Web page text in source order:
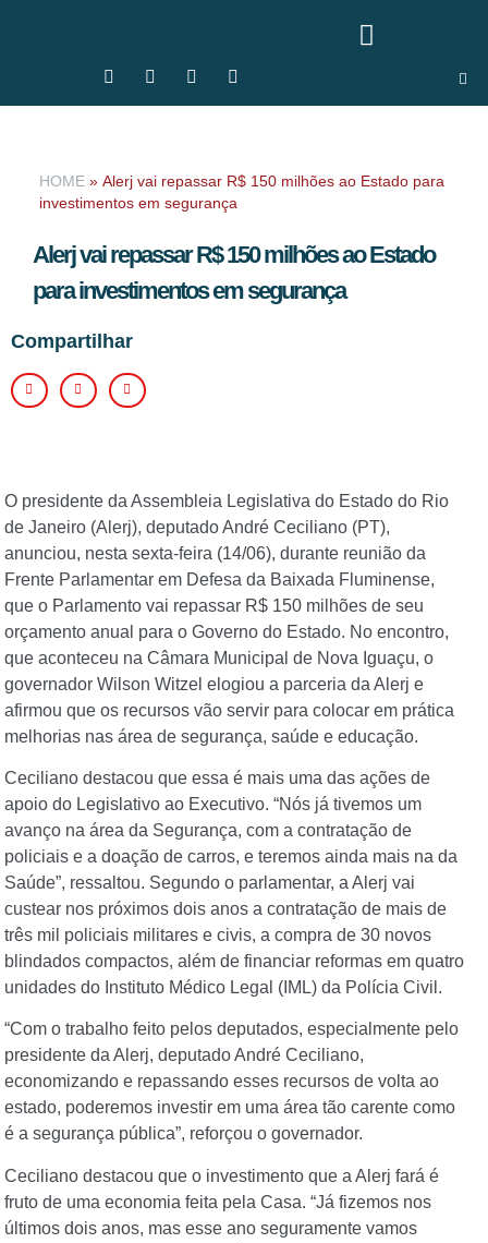
HOME » Alerj vai repassar R$ 150 milhões ao Estado para
investimentos em segurança
Alerj vai repassar R$ 150 milhões ao Estado
para investimentos em segurança
Compartilhar
O presidente da Assembleia Legislativa do Estado do Rio
de Janeiro (Alerj), deputado André Ceciliano (PT),
anunciou, nesta sexta-feira (14/06), durante reunião da
Frente Parlamentar em Defesa da Baixada Fluminense,
que o Parlamento vai repassar R$ 150 milhões de seu
orçamento anual para o Governo do Estado. No encontro,
que aconteceu na Câmara Municipal de Nova Iguaçu, o
governador Wilson Witzel elogiou a parceria da Alerj e
afirmou que os recursos vão servir para colocar em prática
melhorias nas área de segurança, saúde e educação.
Ceciliano destacou que essa é mais uma das ações de
apoio do Legislativo ao Executivo. “Nós já tivemos um
avanço na área da Segurança, com a contratação de
policiais e a doação de carros, e teremos ainda mais na da
Saúde”, ressaltou. Segundo o parlamentar, a Alerj vai
custear nos próximos dois anos a contratação de mais de
três mil policiais militares e civis, a compra de 30 novos
blindados compactos, além de financiar reformas em quatro
unidades do Instituto Médico Legal (IML) da Polícia Civil.
“Com o trabalho feito pelos deputados, especialmente pelo
presidente da Alerj, deputado André Ceciliano,
economizando e repassando esses recursos de volta ao
estado, poderemos investir em uma área tão carente como
é a segurança pública”, reforçou o governador.
Ceciliano destacou que o investimento que a Alerj fará é
fruto de uma economia feita pela Casa. “Já fizemos nos
últimos dois anos, mas esse ano seguramente vamos